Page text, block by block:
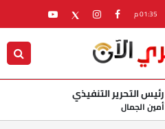
رئيس التحرير التنفيذي
أمين الجمال